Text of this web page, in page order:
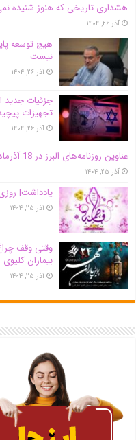
هشداری تاریخی که هنوز شنیده
آذر ۲۶, ۱۴۰۴
هیچ توسعه
نیست
آذر ۲۶, ۱۴۰۴
جزئیات جدید
تجهیزات
آذر ۲۶, ۱۴۰۴
عناوین روزنامه‌های البرز در ‌18 آذرماه/صدرنشینی در ارائه خدمات زایمان بی‌درد
آذر ۲۵, ۱۴۰۴
یادداشت|
آذر ۲۵, ۱۴۰۴
وقتی وقف
بیماران کلیوی
آذر ۲۵, ۱۴۰۴